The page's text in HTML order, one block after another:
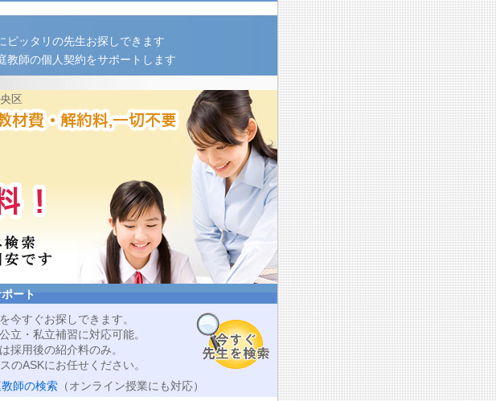
ピッタリの先生お探しできます
教師の個人契約をサポートします
区
ート
今すぐお探しできます。
立・私立補習に対応可能。
採用後の紹介料のみ。
のASKにお任せください。
師の検索 （オンライン授業にも対応）